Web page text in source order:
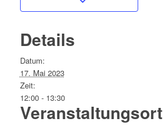
Details
Datum:
17. Mai 2023
Zeit:
12:00 - 13:30
Veranstaltungsort